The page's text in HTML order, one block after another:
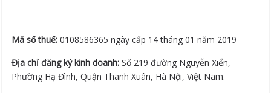
Mã số thuế:0108586365 ngày cấp 14 tháng 01 năm 2019
Địa chỉ đăng ký kinh doanh:Số 219 đường Nguyễn Xiển,
Phường Hạ Đình, Quận Thanh Xuân, Hà Nội, Việt Nam.